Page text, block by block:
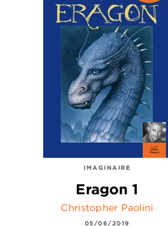
IMAGINAIRE
Eragon 1
Christopher Paolini
05/06/2019